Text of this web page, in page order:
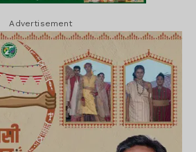
Advertisement